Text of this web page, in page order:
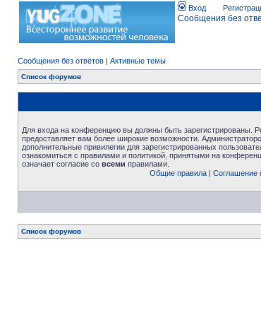
Вход
Сообщения без
Сообщения без ответов | Активные темы
Список форумов
Для входа на конференцию вы должны быть зарегистрированы.
предоставляет вам более широкие возможности.
дополнительные привилегии для зарегистрированных
ознакомиться с правилами и политикой, принятыми на
означает согласие со всеми правилами.
Общие правила| Соглашение
Список форумов